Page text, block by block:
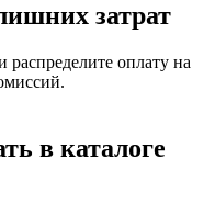
затрат
оплату на
в каталоге